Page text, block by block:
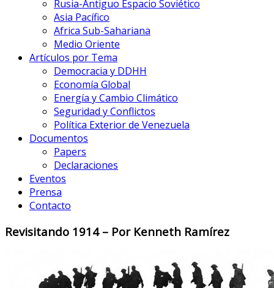
Rusia-Antiguo Espacio Soviético
Asia Pacífico
Africa Sub-Sahariana
Medio Oriente
Artículos por Tema
Democracia y DDHH
Economía Global
Energía y Cambio Climático
Seguridad y Conflictos
Política Exterior de Venezuela
Documentos
Papers
Declaraciones
Eventos
Prensa
Contacto
Revisitando 1914 – Por Kenneth Ramírez